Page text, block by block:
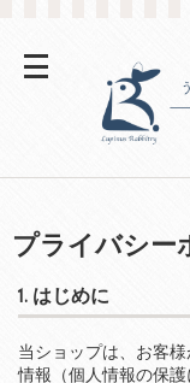
プライバシー
1. はじめに
当ショップは、お客
情報（個人情報の保